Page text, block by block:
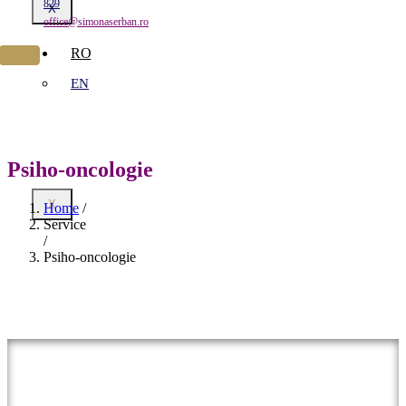
X
829
office@simonaserban.ro
RO
EN
X
Psiho-oncologie
Home /
Service
/
Psiho-oncologie